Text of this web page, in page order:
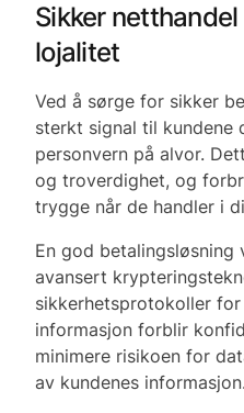
Sikker
lojalitet
Ved å sørge for sikker
sterkt signal til kundene
personvern på alvor.
og troverdighet, og
trygge når de handler i
En god betalingsløsning
avansert
sikkerhetsprotokoller
informasjon forblir
minimere risikoen for
av kundenes informasjon.